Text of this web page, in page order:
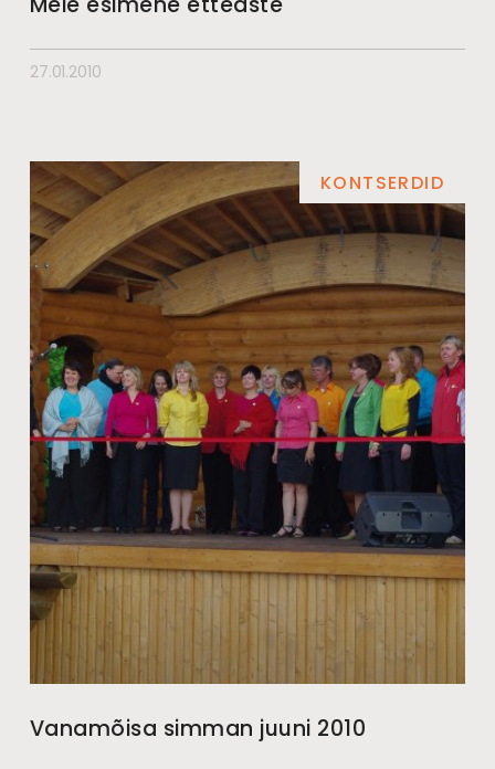
27.01.2010
KONTSERDID
Vanamõisa simman juuni 2010